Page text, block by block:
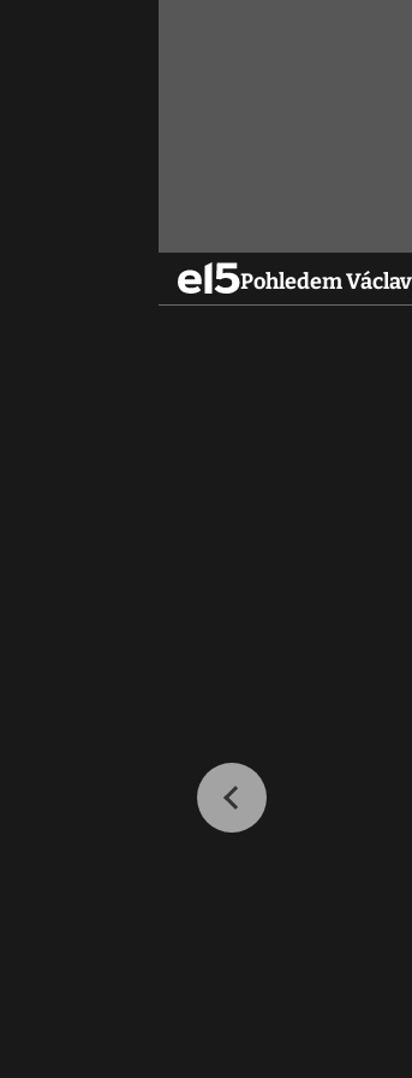
Pohledem